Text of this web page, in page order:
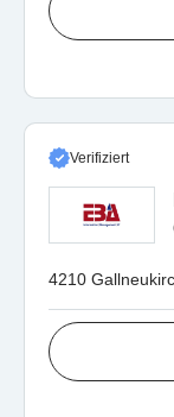
Verifiziert
4210